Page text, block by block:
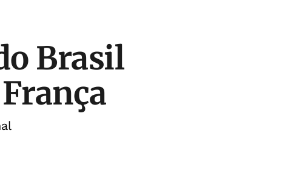
Brasil